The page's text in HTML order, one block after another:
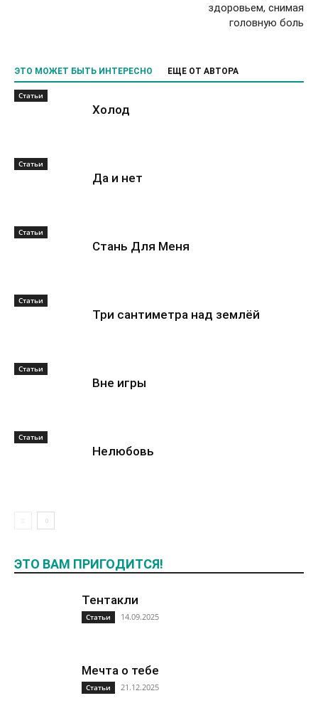
здоровьем, снимая
головную боль
ЭТО МОЖЕТ БЫТЬ ИНТЕРЕСНО ЕЩЕ ОТ АВТОРА
Статьи
Холод
Статьи
Да и нет
Статьи
Стань Для Меня
Статьи
Три сантиметра над землёй
Статьи
Вне игры
Статьи
Нелюбовь
ЭТО ВАМ ПРИГОДИТСЯ!
Тентакли
Статьи 14.09.2025
Мечта о тебе
Статьи 21.12.2025